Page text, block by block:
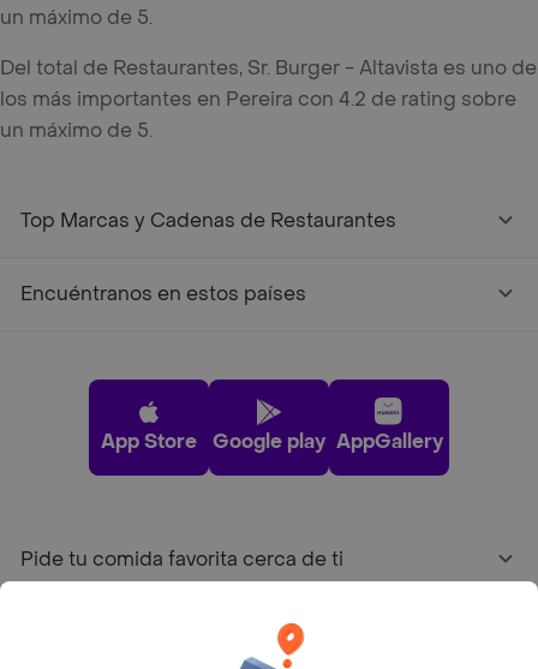
un máximo de 5.
Del total de Restaurantes, Sr. Burger - Altavista es uno de
los más importantes en Pereira con 4.2 de rating sobre
un máximo de 5.
Top Marcas y Cadenas de Restaurantes
Encuéntranos en estos países
App Store Google play AppGallery
Pide tu comida favorita cerca de ti